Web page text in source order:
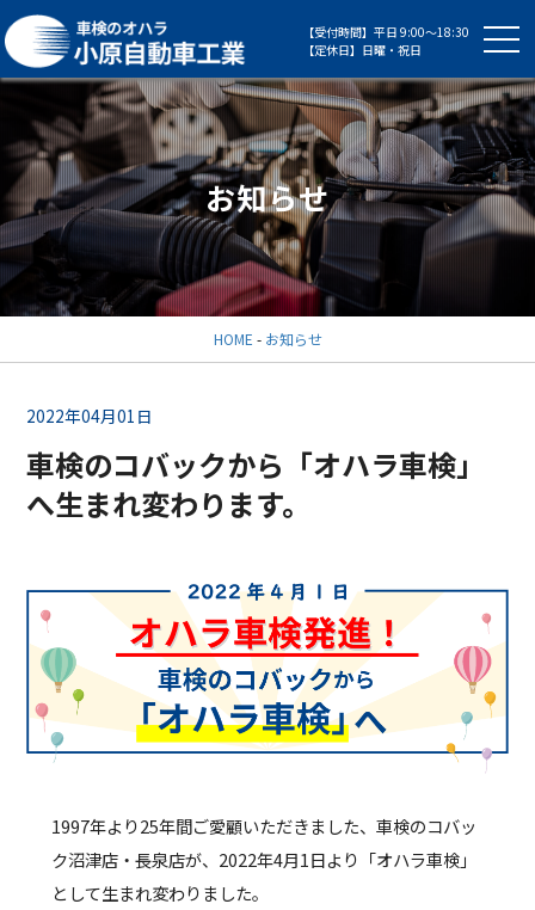
【受付時間】平日 9:00～18:30
【定休日】日曜・祝日
お知らせ
HOME - お知らせ
2022年04月01日
車検のコバックから「オハラ車検」
へ生まれ変わります。
1997年より25年間ご愛顧いただきました、車検のコバッ
ク沼津店・長泉店が、2022年4月1日より「オハラ車検」
として生まれ変わりました。